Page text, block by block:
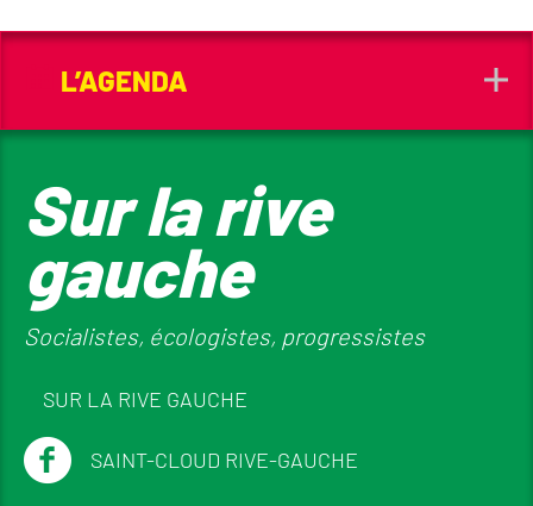
L’AGENDA
Sur la rive
gauche
Socialistes, écologistes, progressistes
SUR LA RIVE GAUCHE
SAINT-CLOUD RIVE-GAUCHE